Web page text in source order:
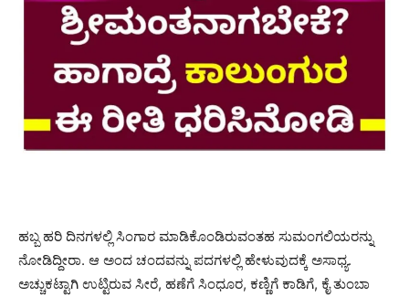
ಹಬ್ಬ ಹರಿ ದಿನಗಳಲ್ಲಿ ಸಿಂಗಾರ ಮಾಡಿಕೊಂಡಿರುವಂತಹ ಸುಮಂಗಲಿಯರನ್ನು
ನೋಡಿದ್ದೀರಾ. ಆ ಅಂದ ಚಂದವನ್ನು ಪದಗಳಲ್ಲಿ ಹೇಳುವುದಕ್ಕೆ ಅಸಾಧ್ಯ.
ಅಚ್ಚುಕಟ್ಟಾಗಿ ಉಟ್ಟಿರುವ ಸೀರೆ, ಹಣೆಗೆ ಸಿಂಧೂರ, ಕಣ್ಣಿಗೆ ಕಾಡಿಗೆ, ಕೈ ತುಂಬಾ